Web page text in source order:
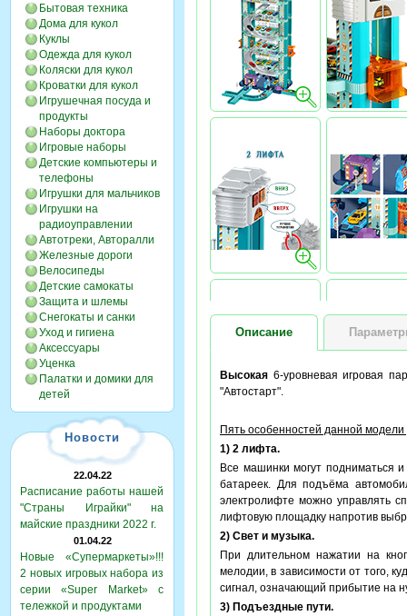
Бытовая техника
Дома для кукол
Куклы
Одежда для кукол
Коляски для кукол
Кроватки для кукол
Игрушечная посуда и
продукты
Наборы доктора
Игровые наборы
Детские компьютеры и
телефоны
Игрушки для мальчиков
Игрушки на
радиоуправлении
Автотреки, Авторалли
Железные дороги
Велосипеды
Детские самокаты
Защита и шлемы
Снегокаты и санки
Уход и гигиена
Аксессуары
Уценка
Палатки и домики для
детей
Новости
22.04.22
Расписание работы нашей
"Страны Играйки" на
майские праздники 2022 г.
01.04.22
Новые «Супермаркеты»!!!
2 новых игровых набора из
серии «Super Market» с
тележкой и продуктами
Описание
Высокая 6-уровневая игровая
"Автостарт".
Пять особенностей данной модели
1) 2 лифта.
Все машинки могут подниматься
батареек. Для подъёма
электролифте можно управлять
лифтовую площадку напротив
2) Свет и музыка.
При длительном нажатии на
мелодии, в зависимости от того,
сигнал, означающий прибытие на
3) Подъездные пути.